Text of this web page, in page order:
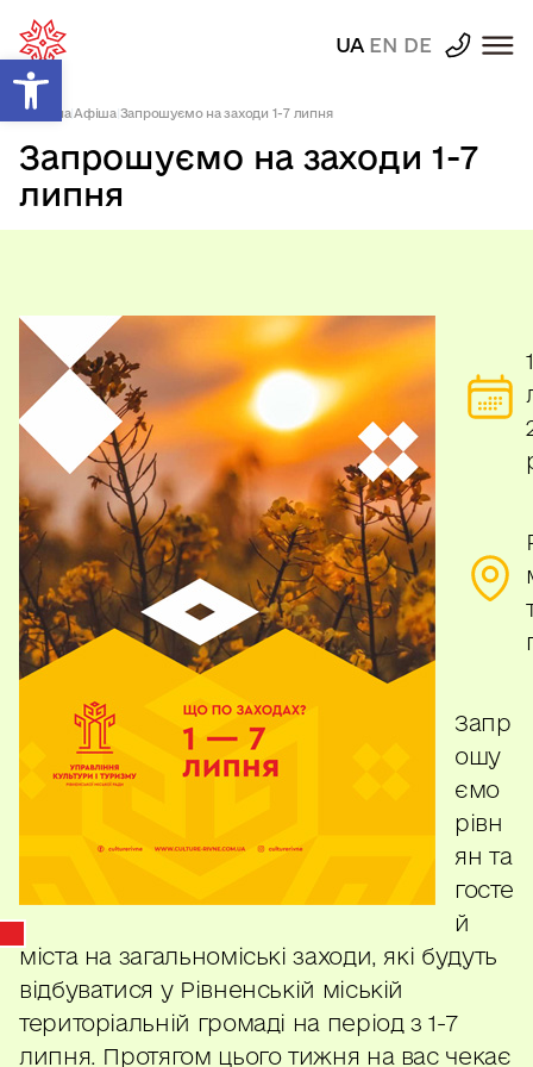
Відкрити Панель інструментів
UA EN DE
Головна|Афіша| Запрошуємо на заходи 1-7 липня
Запрошуємо на заходи 1-7
липня
Запр
ошу
ємо
рівн
ян та
госте
й
міста на загальноміські заходи, які будуть
відбуватися у Рівненській міській
територіальній громаді на період з 1-7
липня. Протягом цього тижня на вас чекає